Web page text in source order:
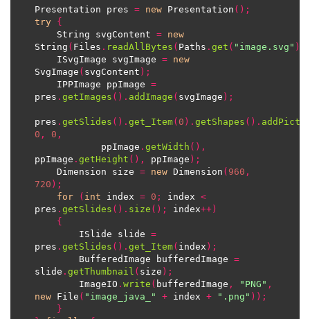
Presentation pres = new Presentation ();
try {
    String svgContent
= new
String ( Files . readAllBytes ( Paths . get ( "image.svg"
    ISvgImage svgImage
= new
SvgImage ( svgContent );
    IPPImage ppImage
=
pres . getImages (). addImage ( svgImage );
pres . getSlides (). get_Item( 0 ). getShapes ().
0 , 0 ,
			ppImage
. getWidth (),
ppImage . getHeight (), ppImage );
    Dimension size
= new Dimension ( 960 ,
720 );
for
( int index = 0 ; index <
pres . getSlides (). size (); index++)
{
        ISlide slide
=
pres . getSlides (). get_Item( index );
        BufferedImage bufferedImage
=
slide . getThumbnail ( size );
        ImageIO
. write ( bufferedImage , "PNG" ,
new File ( "image_java_" + index + ".png" ));
}